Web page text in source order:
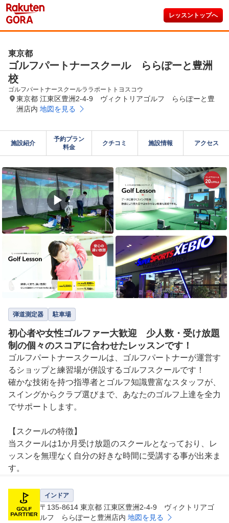
レッスントップへ
東京都
ゴルフパートナースクール ららぽーと豊洲
校
ゴルフパートナースクールララポートトヨスコウ
東京都 江東区豊洲2-4-9 ヴィクトリアゴルフ ららぽーと豊
洲店内 地図を見る
施設紹介
予約プラン
料金
クチコミ 施設情報 アクセス
▶
弾道測定器 駐車場
初心者や女性ゴルファー大歓迎 少人数・受け放題
制の個々のスコアに合わせたレッスンです！
ゴルフパートナースクールは、ゴルフパートナーが運営す
るショップと練習場が併設するゴルフスクールです！
確かな技術を持つ指導者とゴルフ知識豊富なスタッフが、
スイングからクラブ選びまで、あなたのゴルフ上達を全力
でサポートします。
【スクールの特徴】
当スクールは1か月受け放題のスクールとなっており、レ
ッスンを無理なく自分の好きな時間に受講する事が出来ま
す。
のカリキュラムを作成しております。
人によって、ゴルフのレベルも違えば体格や骨格・柔軟性
・筋力・感覚が違うので全員同じ内容のレッスンプログラ
インドア
〒135-8614 東京都 江東区豊洲2-4-9 ヴィクトリアゴ
ルフ ららぽーと豊洲店内 地図を見る